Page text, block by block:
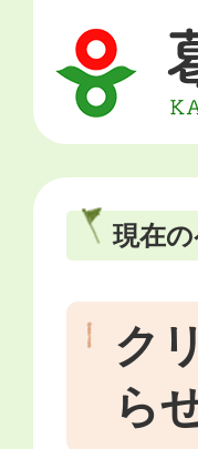
現在
ク
ら